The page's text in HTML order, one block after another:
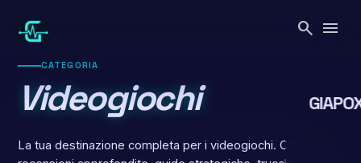
contenuto
search menu
CATEGORIA
Videogiochi
La tua destinazione completa per i videogiochi. Offriamo